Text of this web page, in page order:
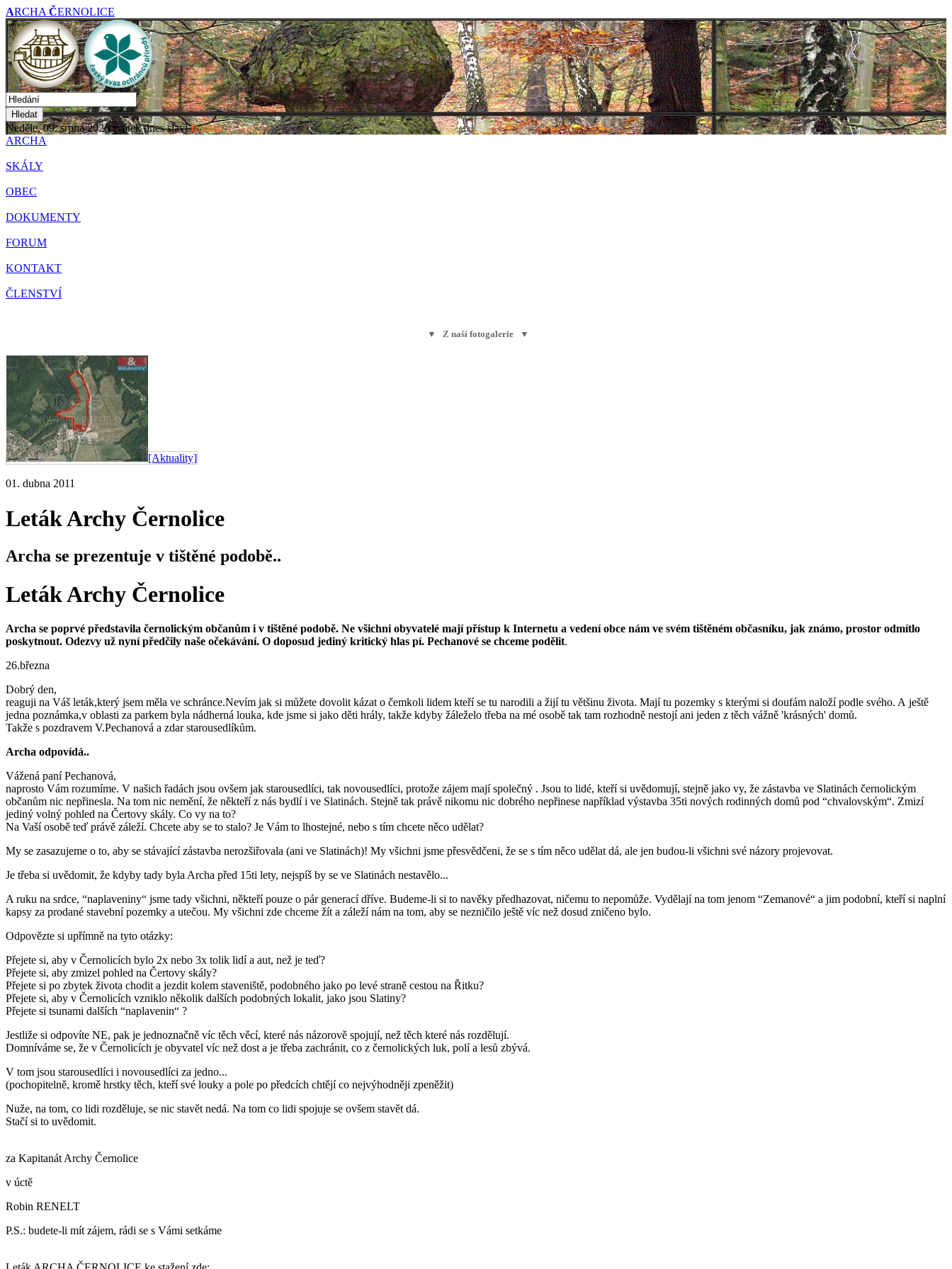
ARCHA ČERNOLICE
Hledat
Neděle, 09. srpna 2026svátek dnes slavíRoman
ARCHA
SKÁLY
OBEC
DOKUMENTY
FORUM
KONTAKT
ČLENSTVÍ
▼ Z naší fotogalerie ▼
[Aktuality]
01. dubna 2011
Leták Archy Černolice
Archa se prezentuje v tištěné podobě..
Leták Archy Černolice
Archa se poprvé představila černolickým občanům i v tištěné podobě. Ne všichni obyvatelé mají přístup k Internetu a vedení obce nám ve svém tištěném občasníku, jak známo, prostor odmítlo
poskytnout. Odezvy už nyní předčily naše očekávání. O doposud jediný kritický hlas pí. Pechanové se chceme podělit.
26.března
Dobrý den,
reaguji na Váš leták,který jsem měla ve schránce.Nevím jak si můžete dovolit kázat o čemkoli lidem kteří se tu narodili a žijí tu většinu života. Mají tu pozemky s kterými si doufám naloží podle svého. A ještě
jedna poznámka,v oblasti za parkem byla nádherná louka, kde jsme si jako děti hrály, takže kdyby žáleželo třeba na mé osobě tak tam rozhodně nestojí ani jeden z těch vážně 'krásných' domů.
Takže s pozdravem V.Pechanová a zdar starousedlíkům.
Archa odpovídá..
Vážená paní Pechanová,
naprosto Vám rozumíme. V našich řadách jsou ovšem jak starousedlíci, tak novousedlíci, protože zájem mají společný . Jsou to lidé, kteří si uvědomují, stejně jako vy, že zástavba ve Slatinách černolickým
občanům nic nepřinesla. Na tom nic nemění, že někteří z nás bydlí i ve Slatinách. Stejně tak právě nikomu nic dobrého nepřinese například výstavba 35ti nových rodinných domů pod “chvalovským“. Zmizí
jediný volný pohled na Čertovy skály. Co vy na to?
Na Vaší osobě teď právě záleží. Chcete aby se to stalo? Je Vám to lhostejné, nebo s tím chcete něco udělat?
My se zasazujeme o to, aby se stávající zástavba nerozšiřovala (ani ve Slatinách)! My všichni jsme přesvědčeni, že se s tím něco udělat dá, ale jen budou-li všichni své názory projevovat.
Je třeba si uvědomit, že kdyby tady byla Archa před 15ti lety, nejspíš by se ve Slatinách nestavělo...
A ruku na srdce, “naplaveniny“ jsme tady všichni, někteří pouze o pár generací dříve. Budeme-li si to navěky předhazovat, ničemu to nepomůže. Vydělají na tom jenom “Zemanové“ a jim podobní, kteří si naplní
kapsy za prodané stavební pozemky a utečou. My všichni zde chceme žít a záleží nám na tom, aby se nezničilo ještě víc než dosud zničeno bylo.
Odpovězte si upřímně na tyto otázky:
Přejete si, aby v Černolicích bylo 2x nebo 3x tolik lidí a aut, než je teď?
Přejete si, aby zmizel pohled na Čertovy skály?
Přejete si po zbytek života chodit a jezdit kolem staveniště, podobného jako po levé straně cestou na Řitku?
Přejete si, aby v Černolicích vzniklo několik dalších podobných lokalit, jako jsou Slatiny?
Přejete si tsunami dalších “naplavenin“ ?
Jestliže si odpovíte NE, pak je jednoznačně víc těch věcí, které nás názorově spojují, než těch které nás rozdělují.
Domníváme se, že v Černolicích je obyvatel víc než dost a je třeba zachránit, co z černolických luk, polí a lesů zbývá.
V tom jsou starousedlíci i novousedlíci za jedno...
(pochopitelně, kromě hrstky těch, kteří své louky a pole po předcích chtějí co nejvýhodněji zpeněžit)
Nuže, na tom, co lidi rozděluje, se nic stavět nedá. Na tom co lidi spojuje se ovšem stavět dá.
Stačí si to uvědomit.
za Kapitanát Archy Černolice
v úctě
Robin RENELT
P.S.: budete-li mít zájem, rádi se s Vámi setkáme